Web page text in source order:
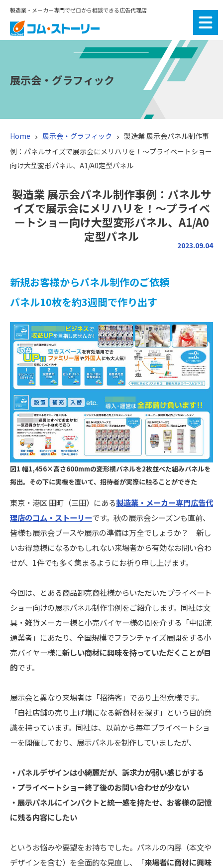
製造業・メーカー専門でゼロから相談できる広告代理店
展示会・グラフィック
Home  展示会・グラフィック 
製造業 展示会パネル制作事
例：パネルサイズで展示会にメリハリを！〜プライベートショー
向け大型変形パネル、A1/A0定型パネル
製造業 展示会パネル制作事例：パネルサ
イズで展示会にメリハリを！〜プライベ
ートショー向け大型変形パネル、A1/A0
定型パネル
2023.09.04
新規お客様からパネル制作のご依頼
パネル10枚を約3週間で作り出す
図1 幅1,456×高さ600mmの変形横パネルを2枚並べた組みパネルを
掲出。その下に実機を置いて、招待者が実際に触ることができた
東京・港区 田町（三田）にある製造業・メーカー専門広告代
理店のコム・ストーリーです。秋の展示会シーズンも直前、
皆様も展示会ブースや展示の準備は万全でしょうか？ 新し
いお得意様になるかもしれない来場者から有効なお問い合わ
せが、1件でも多く集まるようにお祈り申し上げます。
今回は、とある商品卸売商社様からいただいたプライベート
ショー向けの展示パネル制作事例をご紹介します。同社は文
具・雑貨メーカー様と小売バイヤー様の間を介する「中間流
通業者」にあたり、全国規模でフランチャイズ展開をする小
売バイヤー様に新しい商材に興味を持っていただくことが目
的です。
展示会と異なり来場者は「招待客」であり上得意様です。
「自社店舗の売り上げ増になる新商材を探す」という目的意
識を持っています。同社は、以前から毎年プライベートショ
ーを開催しており、展示パネルを制作していましたが、
・パネルデザインは小綺麗だが、訴求力が弱い感じがする
・プライベートショー終了後のお問い合わせが少ない
・展示パネルにインパクトと統一感を持たせ、お客様の記憶
に残る内容にしたい
というお悩みや要望をお持ちでした。パネルの内容（本文や
デザインを含む）を全面的な見直し、「来場者に商材に興味